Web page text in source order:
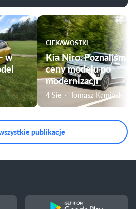
w
CIEKAWOSTKI
Kia Niro. Poznaliśmy
ceny modelu po
modernizacji
4 Sie Tomasz Kamiński
publikacje